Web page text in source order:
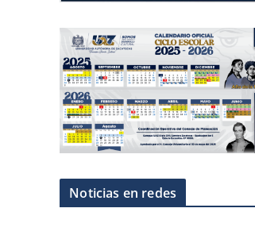
Noticias en redes